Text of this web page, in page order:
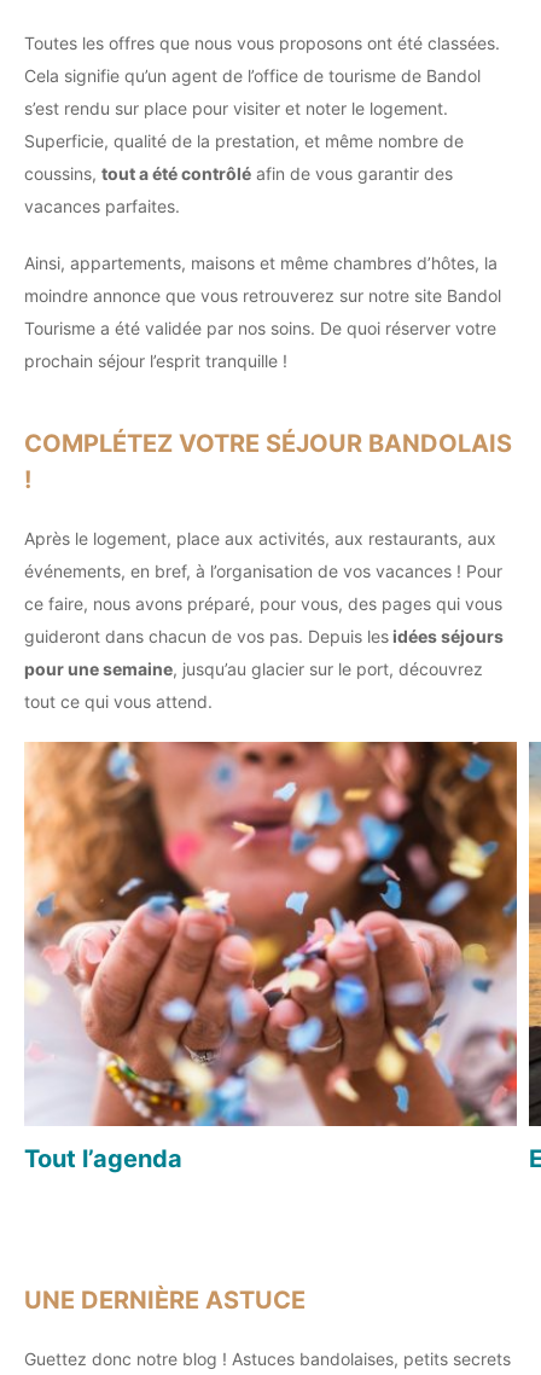
Toutes les offres que nous vous proposons ont été classées.
Cela signifie qu’un agent de l’office de tourisme de Bandol
s’est rendu sur place pour visiter et noter le logement.
Superficie, qualité de la prestation, et même nombre de
coussins, tout a été contrôlé afin de vous garantir des
vacances parfaites.
Ainsi, appartements, maisons et même chambres d’hôtes, la
moindre annonce que vous retrouverez sur notre site Bandol
Tourisme a été validée par nos soins. De quoi réserver votre
prochain séjour l’esprit tranquille !
COMPLÉTEZ VOTRE SÉJOUR BANDOLAIS
!
Après le logement, place aux activités, aux restaurants, aux
événements, en bref, à l’organisation de vos vacances ! Pour
ce faire, nous avons préparé, pour vous, des pages qui vous
guideront dans chacun de vos pas. Depuis lesidées séjours
pour une semaine, jusqu’au glacier sur le port, découvrez
tout ce qui vous attend.
Tout l’agenda
UNE DERNIÈRE ASTUCE
Guettez donc notre blog ! Astuces bandolaises, petits secrets